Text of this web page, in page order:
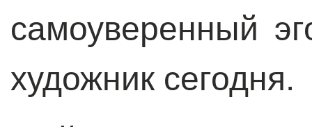
самоуверенный
художник сегодня.